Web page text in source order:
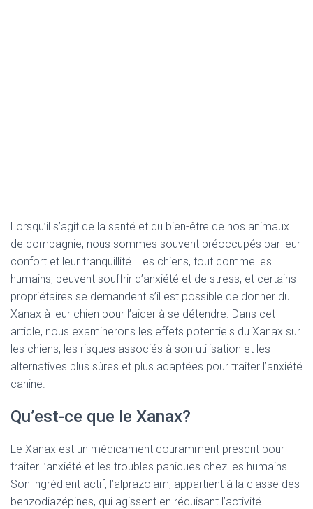
Lorsqu’il s’agit de la santé et du bien-être de nos animaux
de compagnie, nous sommes souvent préoccupés par leur
confort et leur tranquillité. Les chiens, tout comme les
humains, peuvent souffrir d’anxiété et de stress, et certains
propriétaires se demandent s’il est possible de donner du
Xanax à leur chien pour l’aider à se détendre. Dans cet
article, nous examinerons les effets potentiels du Xanax sur
les chiens, les risques associés à son utilisation et les
alternatives plus sûres et plus adaptées pour traiter l’anxiété
canine.
Qu’est-ce que le Xanax?
Le Xanax est un médicament couramment prescrit pour
traiter l’anxiété et les troubles paniques chez les humains.
Son ingrédient actif, l’alprazolam, appartient à la classe des
benzodiazépines, qui agissent en réduisant l’activité